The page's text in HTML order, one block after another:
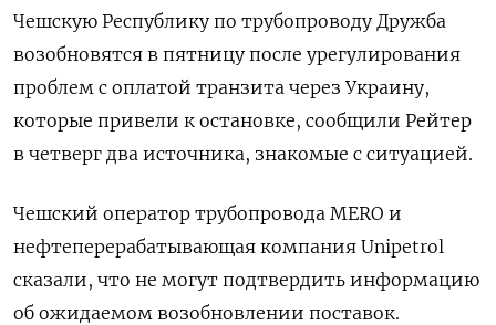
Чешскую Республику по трубопроводу Дружба
возобновятся в пятницу после урегулирования
проблем с оплатой транзита через Украину,
которые привели к остановке, сообщили Рейтер
в четверг два источника, знакомые с ситуацией.
Чешский оператор трубопровода MERO и
нефтеперерабатывающая компания Unipetrol
сказали, что не могут подтвердить информацию
об ожидаемом возобновлении поставок.